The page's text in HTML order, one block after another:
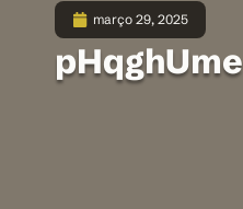
março 29, 2025
pHqghUme